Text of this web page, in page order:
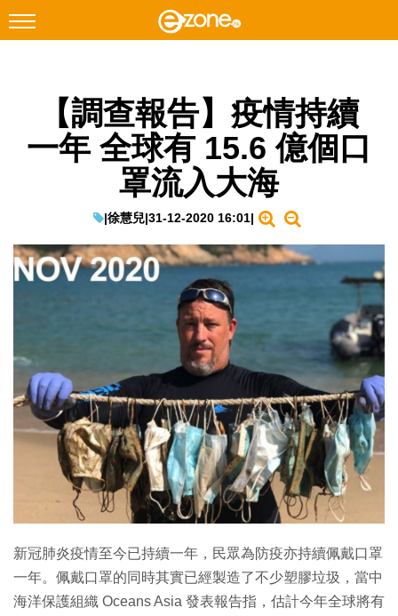
Facebook Instagram
科技焦點
教學評測
EduTech
Enterprise Digital Transformation
特集
【調查報告】疫情持續
一年 全球有 15.6 億個口
罩流入大海
|徐慧兒|31-12-2020 16:01|
新冠肺炎疫情至今已持續一年，民眾為防疫亦持續佩戴口罩
一年。佩戴口罩的同時其實已經製造了不少塑膠垃圾，當中
海洋保護組織 Oceans Asia 發表報告指，估計今年全球將有